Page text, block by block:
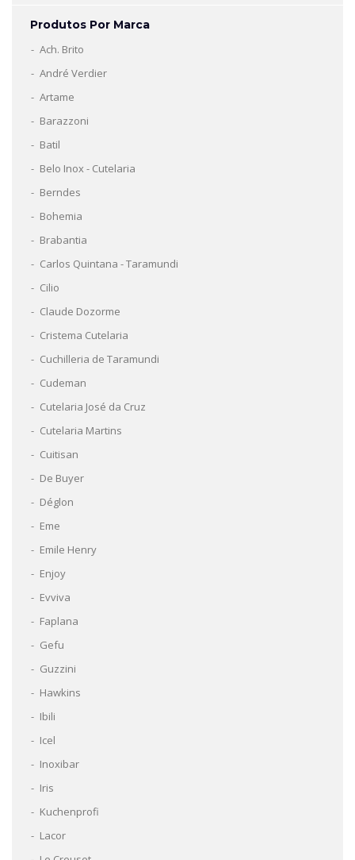
Produtos Por Marca
Ach. Brito
André Verdier
Artame
Barazzoni
Batil
Belo Inox - Cutelaria
Berndes
Bohemia
Brabantia
Carlos Quintana - Taramundi
Cilio
Claude Dozorme
Cristema Cutelaria
Cuchilleria de Taramundi
Cudeman
Cutelaria José da Cruz
Cutelaria Martins
Cuitisan
De Buyer
Déglon
Eme
Emile Henry
Enjoy
Evviva
Faplana
Gefu
Guzzini
Hawkins
Ibili
Icel
Inoxibar
Iris
Kuchenprofi
Lacor